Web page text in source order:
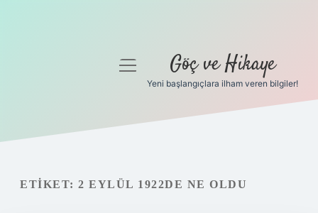
Gizlilik Politikası
menüyü
Göç ve Hikaye
Yeni başlangıçlara ilham veren bilgiler!
ETIKET: 2 EYLÜL 1922DE NE OLDU